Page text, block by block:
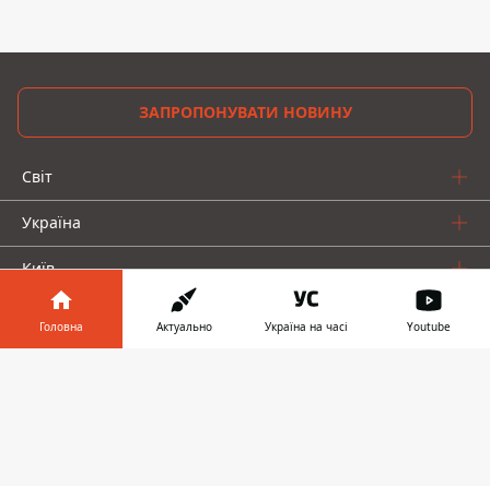
ЗАПРОПОНУВАТИ НОВИНУ
Світ
Україна
Київ
Регіони
Головна Актуально Україна на часі Youtube